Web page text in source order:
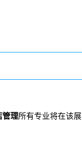
管理所有专业将在该展